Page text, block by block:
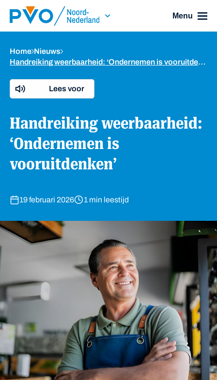
Skip Navigation or Skip to Content
Menu
Home
Nieuws
Handreiking weerbaarheid: ‘Ondernemen is vooruitdenken’
Lees voor
Handreiking weerbaarheid:
‘Ondernemen is
vooruitdenken’
19 februari 2026 1 min leestijd